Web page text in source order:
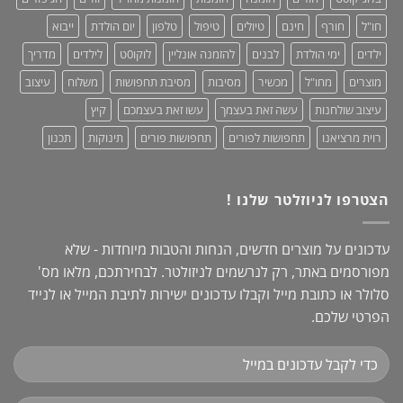
+
מחמאות!
חו"ל
חורף חינם טיולים טיפול טלפון יום הולדת
ייבוא
ילדים
ימי הולדת לבנים להזמנה אונליין לוקו0ט לילדים
מדריך
מוצרים
מחו"ל מכשיר מסיבות מסיבת תחפושות משלוח
עיצוב
עיצוב שולחנות
עשה זאת בעצמך עשו זאת בעצמכם
קיץ
רוית מרציאנו
תחפושות לפורים תחפושות פורים תינוקות תכנון
הצטרפו לניוזלטר שלנו !
עדכונים על מוצרים חדשים, הנחות והטבות מיוחדות - שלא
מפורסמים באתר, רק לנרשמים לניזולטר. לבחירתכם, מלאו מס'
סלולר או כתובת מייל וקבלו עדכונים ישירות לתיבת המייל או לנייד
הפרטי שלכם.